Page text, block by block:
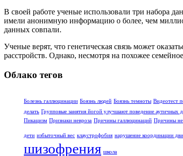
В своей работе ученые использовали три набора
имели анонимную информацию о более, чем
данных совпали.
Ученые верят, что генетическая связь может
расстройств. Однако, несмотря на похожее
Облако тегов
Болезнь галлюцинации Боязнь людей Боязнь темноты Видеотест
делать Групповые занятия йогой улучшают поведение аутичных
Пикацизм Признаки невроза Причины галлюцинаций Причины
дети избыточный вес клаустрофобия нарушение координации
шизофрения школа